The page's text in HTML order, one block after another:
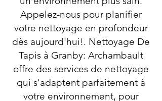
Appelez-nous pour planifier
votre nettoyage en profondeur
dès aujourd'hui!. Nettoyage De
Tapis à Granby: Archambault
offre des services de nettoyage
qui s'adaptent parfaitement à
votre environnement, pour